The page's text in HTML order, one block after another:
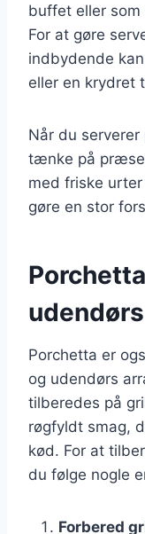
buffet eller
For at gøre
indbydende
eller en krydret
Når du
tænke på
med friske
gøre en stor
Porchetta er
og udendørs
tilberedes på
røgfyldt smag,
kød. For at
du følge nogle
Forbered